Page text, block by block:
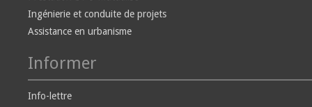
Ingénierie et conduite de projets
Assistance en urbanisme
Informer
Info-lettre